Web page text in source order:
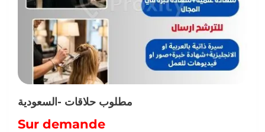
مطلوب حلاقات -السعودية
Sur demande